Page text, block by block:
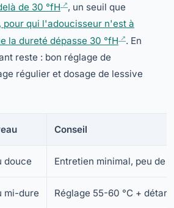
de 30 °fH
, un seuil que
pour qui l'adoucisseur n'est à
la dureté dépasse 30 °fH
. En
reste : bon réglage de
régulier et dosage de lessive
Conseil
douce Entretien minimal, peu de
mi-dure Réglage 55-60 °C +